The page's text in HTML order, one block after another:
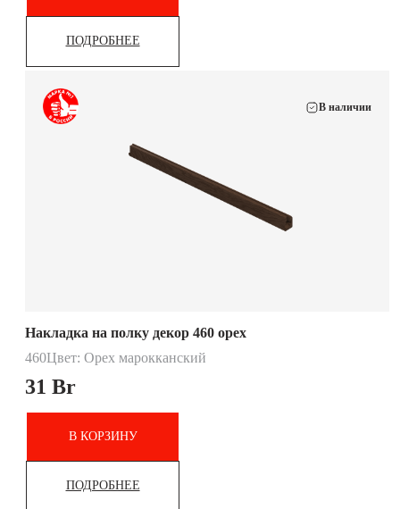
ПОДРОБНЕЕ
В наличии
Накладка на полку декор 460 орех
460Цвет: Орех марокканский
31 Br
В КОРЗИНУ
ПОДРОБНЕЕ